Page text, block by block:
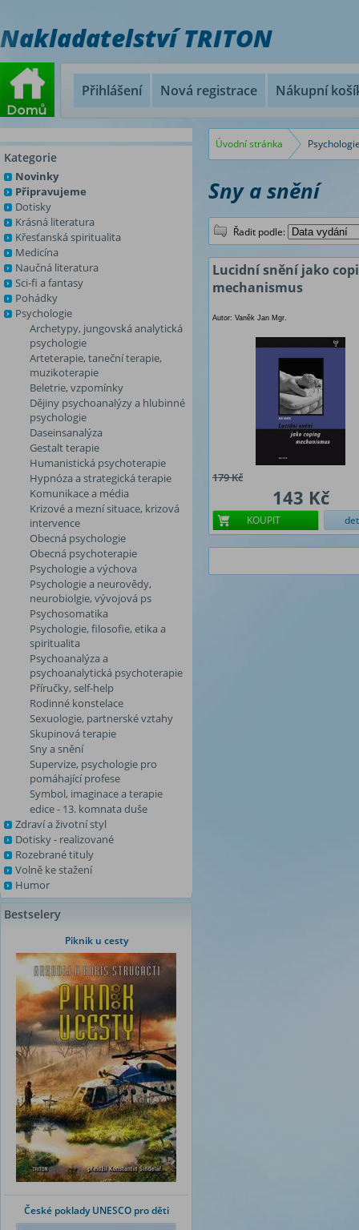
Nakladatelství TRITON
Přihlášení Nová registrace Nákupní
Kategorie
Novinky
Připravujeme
Dotisky
Krásná literatura
Křesťanská spiritualita
Medicína
Naučná literatura
Sci-fi a fantasy
Pohádky
Psychologie
Archetypy, jungovská analytická
psychologie
Arteterapie, taneční terapie,
muzikoterapie
Beletrie, vzpomínky
Dějiny psychoanalýzy a hlubinné
psychologie
Daseinsanalýza
Gestalt terapie
Humanistická psychoterapie
Hypnóza a strategická terapie
Komunikace a média
Krizové a mezní situace, krizová
intervence
Obecná psychologie
Obecná psychoterapie
Psychologie a výchova
Psychologie a neurovědy,
neurobiolgie, vývojová ps
Psychosomatika
Psychologie, filosofie, etika a
spiritualita
Psychoanalýza a
psychoanalytická psychoterapie
Příručky, self-help
Rodinné konstelace
Sexuologie, partnerské vztahy
Skupinová terapie
Sny a snění
Supervize, psychologie pro
pomáhající profese
Symbol, imaginace a terapie
edice - 13. komnata duše
Zdraví a životní styl
Dotisky - realizované
Rozebrané tituly
Volně ke stažení
Humor
Bestselery
Piknik u cesty
České poklady UNESCO pro děti
Úvodní stránka
Sny a snění
Řadit podle:
Lucidní snění jako
mechanismus
Autor: Vaněk Jan Mgr.
179 Kč
143 Kč
KOUPIT